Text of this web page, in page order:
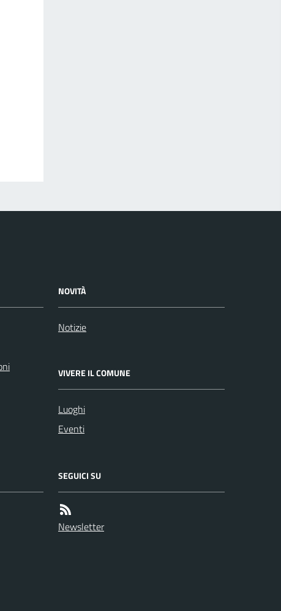
NOVITÀ
Notizie
VIVERE IL COMUNE
Luoghi
Eventi
SEGUICI SU
Newsletter